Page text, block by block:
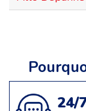
24/